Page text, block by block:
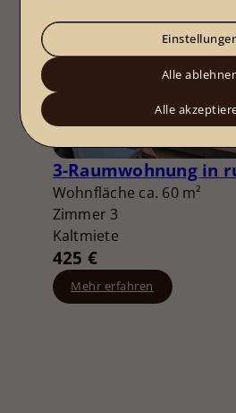
Wohnfläche ca. 60 m²
Zimmer 3
Kaltmiete
425 €
Mehr erfahren
Alle
Alle